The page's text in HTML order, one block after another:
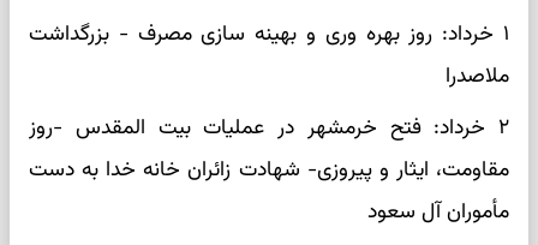
۱ خرداد: روز بهره وری و بهینه سازی مصرف - بزرگداشت
ملاصدرا
۲ خرداد: فتح خرمشهر در عملیات بیت المقدس -روز
مقاومت، ایثار و پیروزی- شهادت زائران خانه خدا به دست
مأموران آل سعود